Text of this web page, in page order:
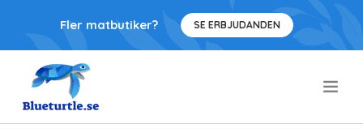
Fler matbutiker? SE ERBJUDANDEN